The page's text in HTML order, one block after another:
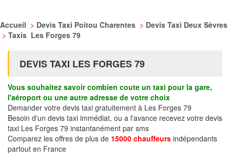
Accueil > Devis Taxi Poitou Charentes > Devis Taxi Deux Sèvres
> Taxis Les Forges 79
DEVIS TAXI LES FORGES 79
Vous souhaitez savoir combien coute un taxi pour la gare,
l'aéroport ou une autre adresse de votre choix
Demander votre devis taxi gratuitement à Les Forges 79
Besoin d'un devis taxi immédiat, ou a l'avance recevez votre devis
taxi Les Forges 79 instantanément par sms
Comparez les offres de plus de 15000 chauffeurs indépendants
partout en France